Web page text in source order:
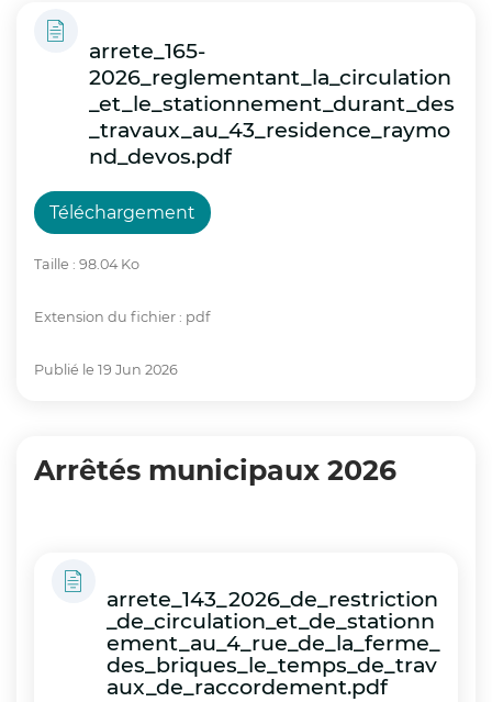
arrete_165-
2026_reglementant_la_circulation
_et_le_stationnement_durant_des
_travaux_au_43_residence_raymo
nd_devos.pdf
Téléchargement
Taille : 98.04 Ko
Extension du fichier : pdf
Publié le 19 Jun 2026
Arrêtés municipaux 2026
arrete_143_2026_de_restriction
_de_circulation_et_de_stationn
ement_au_4_rue_de_la_ferme_
des_briques_le_temps_de_trav
aux_de_raccordement.pdf